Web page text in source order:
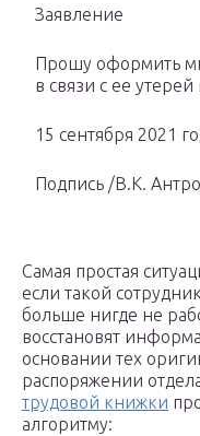
Заявление
Прошу оформить
в связи с ее
15 сентября 2021
Подпись /В.К.
Самая простая
если такой
больше нигде не
восстановят
основании тех
распоряжении
трудовой книжки
алгоритму: